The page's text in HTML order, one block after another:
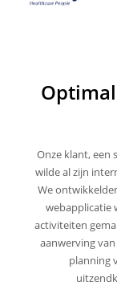
Onze klant, een
wilde al zijn
We
webapplicatie
activiteiten
aanwerving
planning